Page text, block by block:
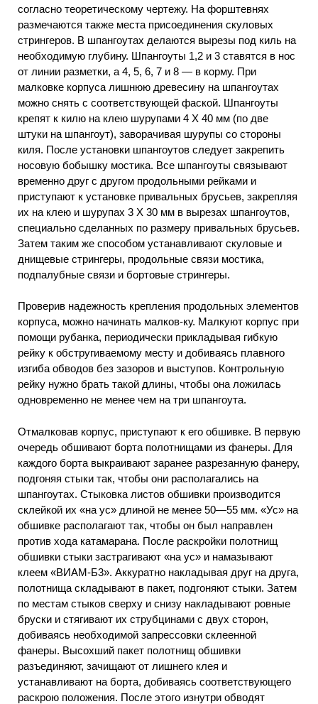
согласно теоретическому чертежу. На форштевнях
размечаются также места присоединения скуловых
стрингеров. В шпангоутах делаются вырезы под киль на
необходимую глубину. Шпангоуты 1,2 и 3 ставятся в нос
от линии разметки, а 4, 5, 6, 7 и 8 — в корму. При
малковке корпуса лишнюю древесину на шпангоутах
можно снять с соответствующей фаской. Шпангоуты
крепят к килю на клею шурупами 4 X 40 мм (по две
штуки на шпангоут), заворачивая шурупы со стороны
киля. После установки шпангоутов следует закрепить
носовую бобышку мостика. Все шпангоуты связывают
временно друг с другом продольными рейками и
приступают к установке привальных брусьев, закрепляя
их на клею и шурупах 3 X 30 мм в вырезах шпангоутов,
специально сделанных по размеру привальных брусьев.
Затем таким же способом устанавливают скуловые и
днищевые стрингеры, продольные связи мостика,
подпалубные связи и бортовые стрингеры.
Проверив надежность крепления продольных элементов
корпуса, можно начинать малков-ку. Малкуют корпус при
помощи рубанка, периодически прикладывая гибкую
рейку к обстругиваемому месту и добиваясь плавного
изгиба обводов без зазоров и выступов. Контрольную
рейку нужно брать такой длины, чтобы она ложилась
одновременно не менее чем на три шпангоута.
Отмалковав корпус, приступают к его обшивке. В первую
очередь обшивают борта полотнищами из фанеры. Для
каждого борта выкраивают заранее разрезанную фанеру,
подгоняя стыки так, чтобы они располагались на
шпангоутах. Стыковка листов обшивки производится
склейкой их «на ус» длиной не менее 50—55 мм. «Ус» на
обшивке располагают так, чтобы он был направлен
против хода катамарана. После раскройки полотнищ
обшивки стыки застрагивают «на ус» и намазывают
клеем «ВИАМ-Б3». Аккуратно накладывая друг на друга,
полотнища складывают в пакет, подгоняют стыки. Затем
по местам стыков сверху и снизу накладывают ровные
бруски и стягивают их струбцинами с двух сторон,
добиваясь необходимой запрессовки склеенной
фанеры. Высохший пакет полотнищ обшивки
разъединяют, зачищают от лишнего клея и
устанавливают на борта, добиваясь соответствующего
раскрою положения. После этого изнутри обводят